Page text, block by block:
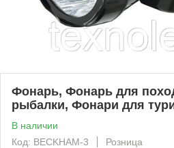
Фонарь, Фонарь для
рыбалки, Фонари для
В наличии
Код: BECKHAM-3
Розница